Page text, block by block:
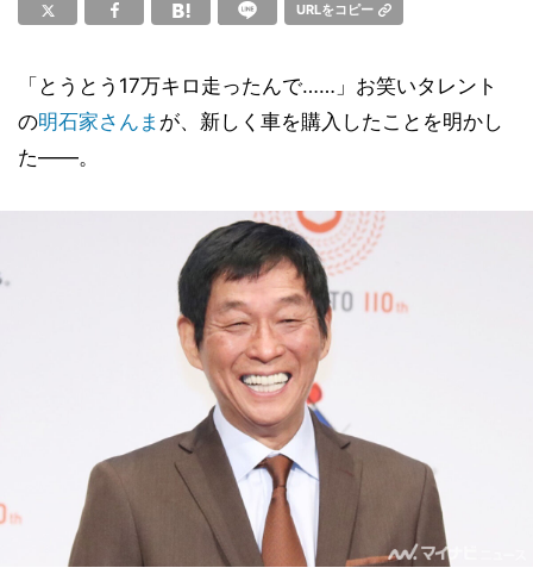
URLをコピー
「とうとう17万キロ走ったんで……」お笑いタレント
の明石家さんま が、新しく車を購入したことを明かし
た――。